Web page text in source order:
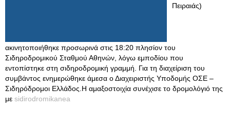
Πειραιάς)
ακινητοποιήθηκε προσωρινά στις 18:20 πλησίον του
Σιδηροδρομικού Σταθμού Αθηνών, λόγω εμποδίου που
εντοπίστηκε στη σιδηροδρομική γραμμή. Για τη διαχείριση του
συμβάντος ενημερώθηκε άμεσα ο Διαχειριστής Υποδομής ΟΣΕ –
Σιδηρόδρομοι Ελλάδος.Η αμαξοστοιχία συνέχισε το δρομολόγιό της
με sidirodromikanea